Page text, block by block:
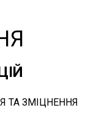
ТА ЗМІЦНЕННЯ